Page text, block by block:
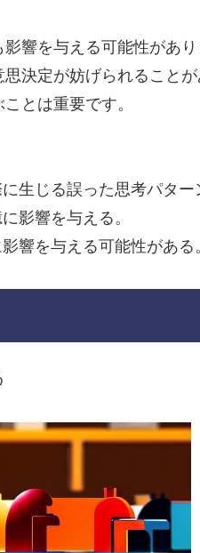
響を与える可能性があ
決定が妨げられること
とは重要です。
生じる誤った思考パター
影響を与える。
響を与える可能性がある